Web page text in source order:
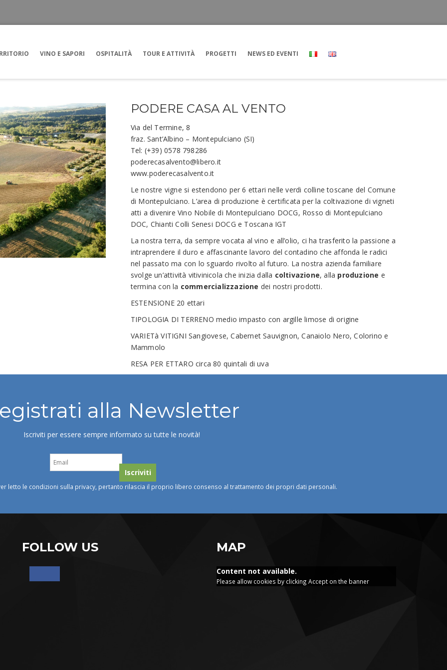
VINO E SAPORI OSPITALITÀ TOUR E ATTIVITÀ PROGETTI NEWS ED EVENTI
PODERE CASA AL VENTO
Via del Termine, 8
fraz. Sant’Albino – Montepulciano (SI)
Tel: (+39) 0578 798286
poderecasalvento@libero.it
www.poderecasalvento.it
Le nostre vigne si estendono per 6 ettari nelle verdi colline toscane del Comune
di Montepulciano. L’area di produzione è certificata per la coltivazione di vigneti
atti a divenire Vino Nobile di Montepulciano DOCG, Rosso di Montepulciano
DOC, Chianti Colli Senesi DOCG e Toscana IGT
La nostra terra, da sempre vocata al vino e all’olio, ci ha trasferito la passione a
intraprendere il duro e affascinante lavoro del contadino che affonda le radici
nel passato ma con lo sguardo rivolto al futuro. La nostra azienda familiare
svolge un’attività vitivinicola che inizia dalla coltivazione, alla produzione e
termina con la commercializzazione dei nostri prodotti.
ESTENSIONE 20 ettari
TIPOLOGIA DI TERRENO medio impasto con argille limose di origine
VARIETà VITIGNI Sangiovese, Cabernet Sauvignon, Canaiolo Nero, Colorino e
Mammolo
RESA PER ETTARO circa 80 quintali di uva
alla Newsletter
Iscriviti per essere sempre informato su tutte le novità!
letto le condizioni sulla privacy, pertanto rilascia il proprio libero consenso al trattamento dei propri dati personali.
FOLLOW US MAP
Content not available.
Please allow cookies by clicking Accept on the banner